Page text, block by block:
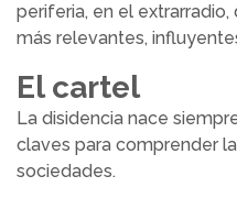
periferia, en el
más relevantes,
El cartel
La disidencia nace
claves para comprender
sociedades.